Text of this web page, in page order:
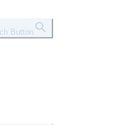
Button